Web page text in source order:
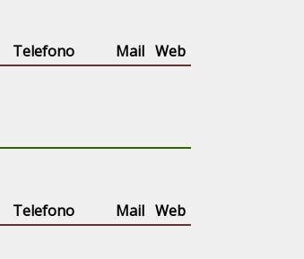
Telefono Mail Web
Telefono Mail Web